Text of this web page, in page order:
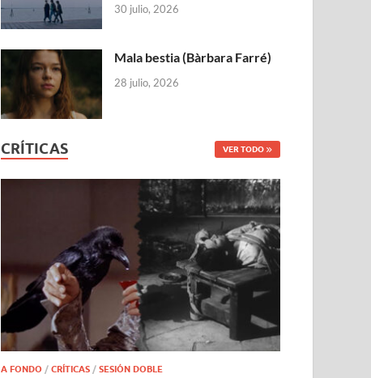
30 julio, 2026
Mala bestia (Bàrbara Farré)
28 julio, 2026
CRÍTICAS VER TODO
A FONDO /CRÍTICAS /SESIÓN DOBLE